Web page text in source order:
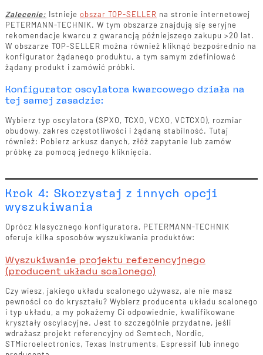
Zalecenie: Istnieje obszar TOP-SELLER na stronie internetowej
PETERMANN-TECHNIK. W tym obszarze znajdują się seryjne
rekomendacje kwarcu z gwarancją późniejszego zakupu >20 lat.
W obszarze TOP-SELLER można również kliknąć bezpośrednio na
konfigurator żądanego produktu, a tym samym zdefiniować
żądany produkt i zamówić próbki.
Konfigurator oscylatora kwarcowego działa na
tej samej zasadzie:
Wybierz typ oscylatora (SPXO, TCXO, VCXO, VCTCXO), rozmiar
obudowy, zakres częstotliwości i żądaną stabilność. Tutaj
również: Pobierz arkusz danych, złóż zapytanie lub zamów
próbkę za pomocą jednego kliknięcia.
Krok 4: Skorzystaj z innych opcji
wyszukiwania
Oprócz klasycznego konfiguratora, PETERMANN-TECHNIK
oferuje kilka sposobów wyszukiwania produktów:
Wyszukiwanie projektu referencyjnego
(producent układu scalonego)
Czy wiesz, jakiego układu scalonego używasz, ale nie masz
pewności co do kryształu? Wybierz producenta układu scalonego
i typ układu, a my pokażemy Ci odpowiednie, kwalifikowane
kryształy oscylacyjne. Jest to szczególnie przydatne, jeśli
wdrażasz projekt referencyjny od Semtech, Nordic,
STMicroelectronics, Texas Instruments, Espressif lub innego